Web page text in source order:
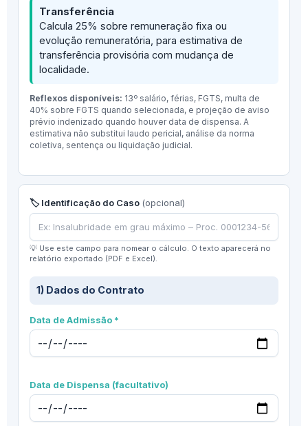
Transferência
Calcula 25% sobre remuneração fixa ou
evolução remuneratória, para estimativa de
transferência provisória com mudança de
localidade.
Reflexos disponíveis: 13º salário, férias, FGTS, multa de
40% sobre FGTS quando selecionada, e projeção de aviso
prévio indenizado quando houver data de dispensa. A
estimativa não substitui laudo pericial, análise da norma
coletiva, sentença ou liquidação judicial.
🏷️ Identificação do Caso (opcional)
💡 Use este campo para nomear o cálculo. O texto aparecerá no
relatório exportado (PDF e Excel).
1) Dados do Contrato
Data de Admissão *
Data de Dispensa (facultativo)